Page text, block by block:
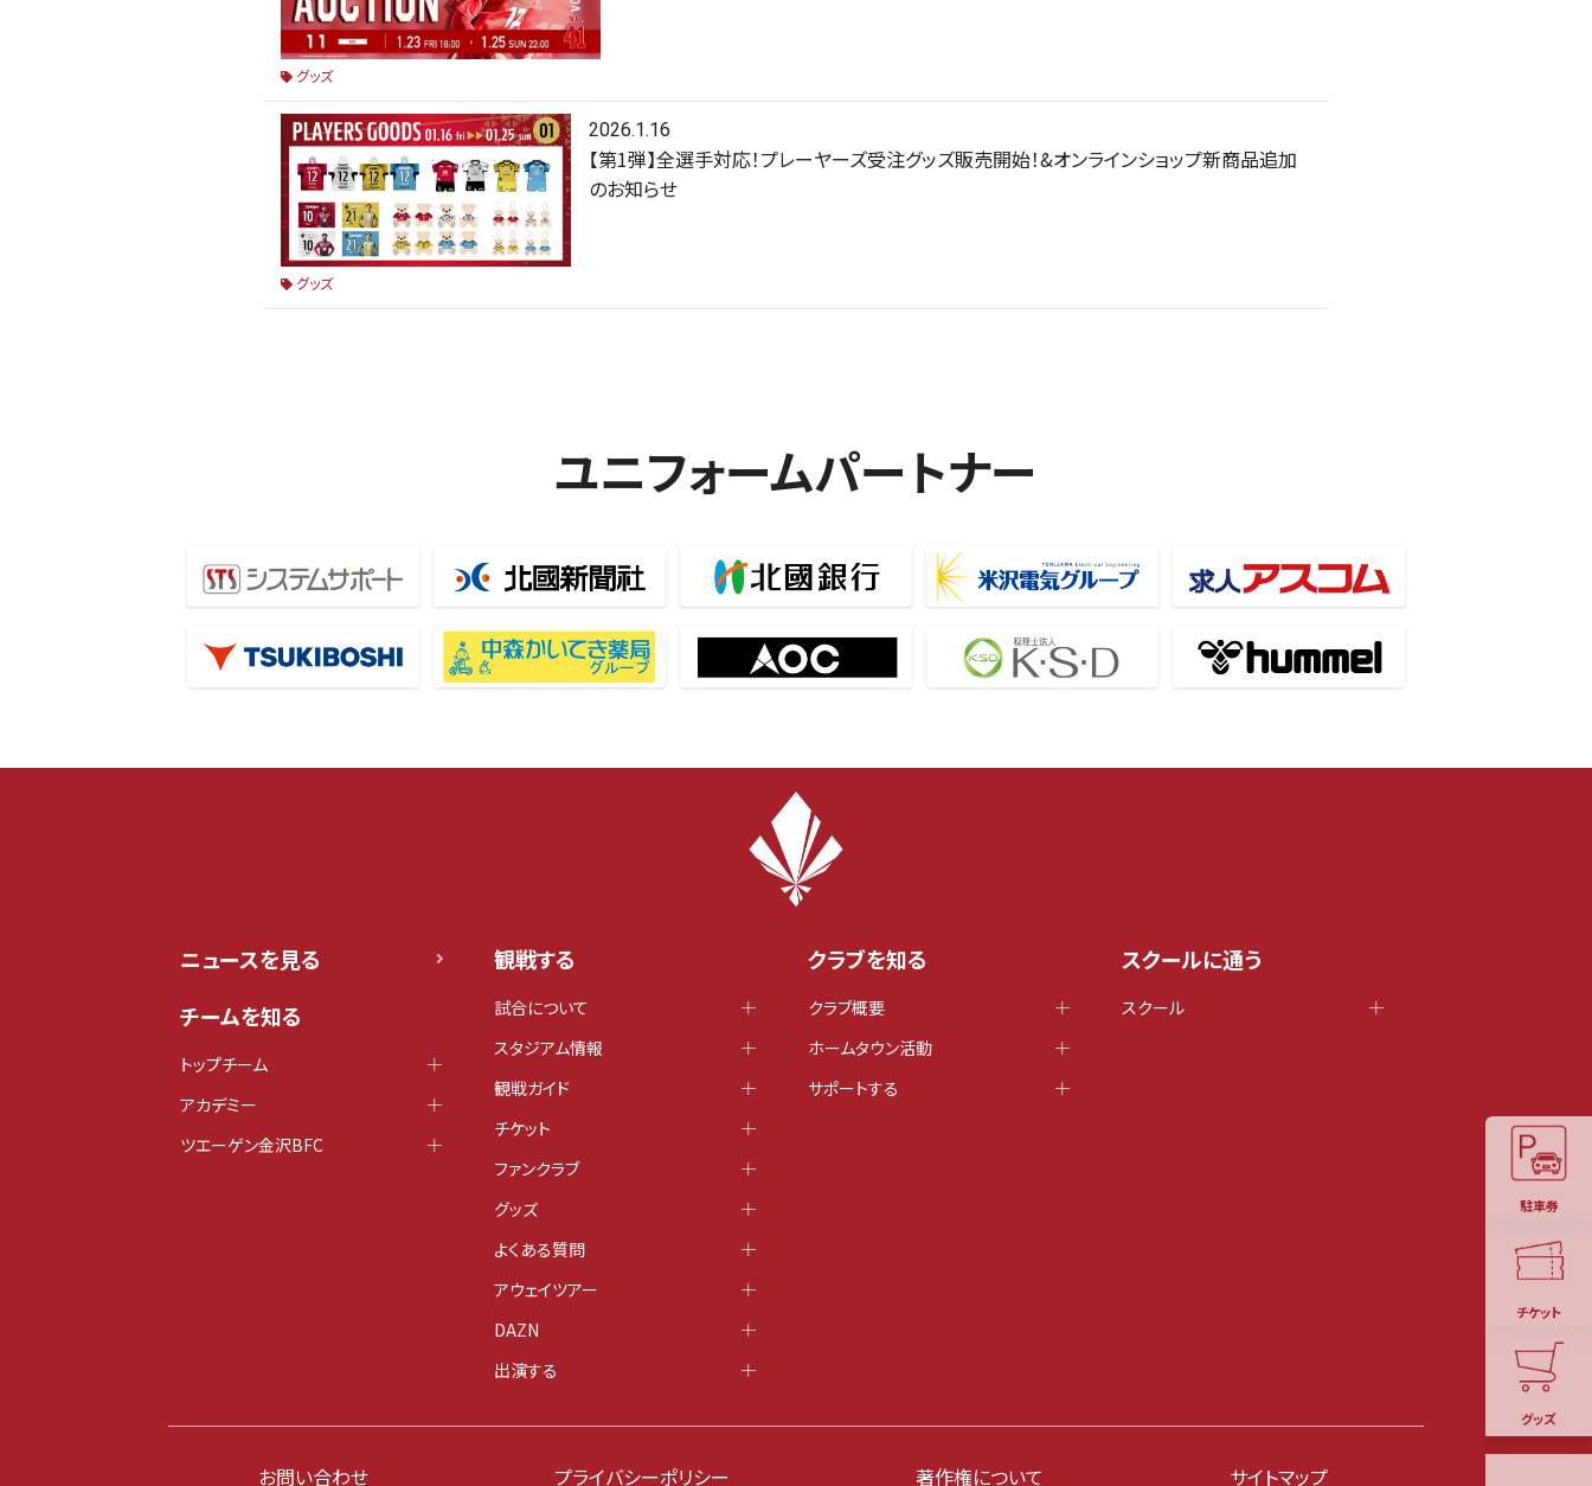
グッズ
2026.1.16
【第1弾】全選手対応！プレーヤーズ受注グッズ販売開始！&オンラインショップ新商品追加
のお知らせ
グッズ
ユニフォームパートナー
駐車券
チケット
グッズ
ニュースを見る
チームを知る
トップチーム
アカデミー
ツエーゲン金沢BFC
観戦する
試合について
スタジアム情報
観戦ガイド
チケット
ファンクラブ
グッズ
よくある質問
アウェイツアー
DAZN
出演する
クラブを知る
クラブ概要
ホームタウン活動
サポートする
スクールに通う
スクール
お問い合わせ プライバシーポリシー 著作権について サイトマップ